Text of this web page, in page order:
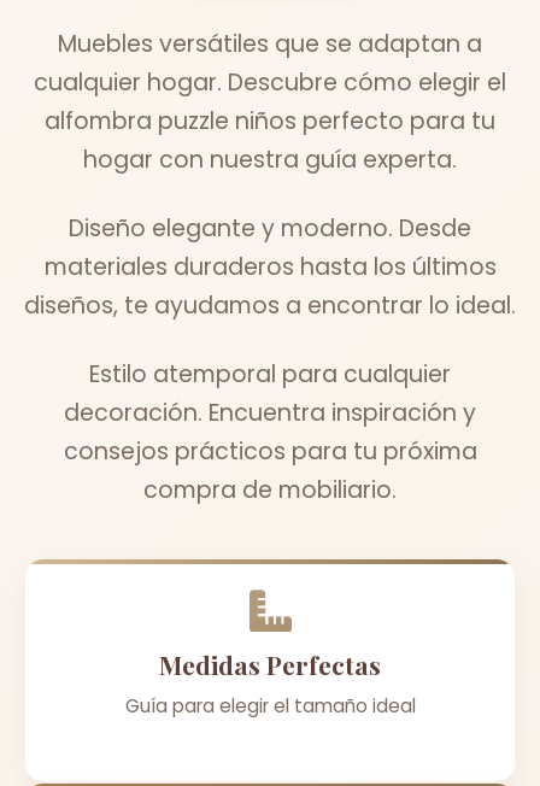
Muebles versátiles que se adaptan a
cualquier hogar. Descubre cómo elegir el
alfombra puzzle niños perfecto para tu
hogar con nuestra guía experta.
Diseño elegante y moderno. Desde
materiales duraderos hasta los últimos
diseños, te ayudamos a encontrar lo ideal.
Estilo atemporal para cualquier
decoración. Encuentra inspiración y
consejos prácticos para tu próxima
compra de mobiliario.
Medidas Perfectas
Guía para elegir el tamaño ideal